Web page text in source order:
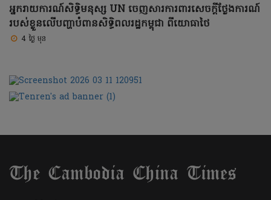
អ្នករាយការណ៍សិទ្ធិមនុស្ស UN ចេញសារការពារសេចក្តីថ្លែងការណ៍
របស់ខ្លួនលើបញ្ហាបំពានសិទ្ធិពលរដ្ឋកម្ពុជា ពីយោធាថៃ
4 ថ្ងៃ មុន